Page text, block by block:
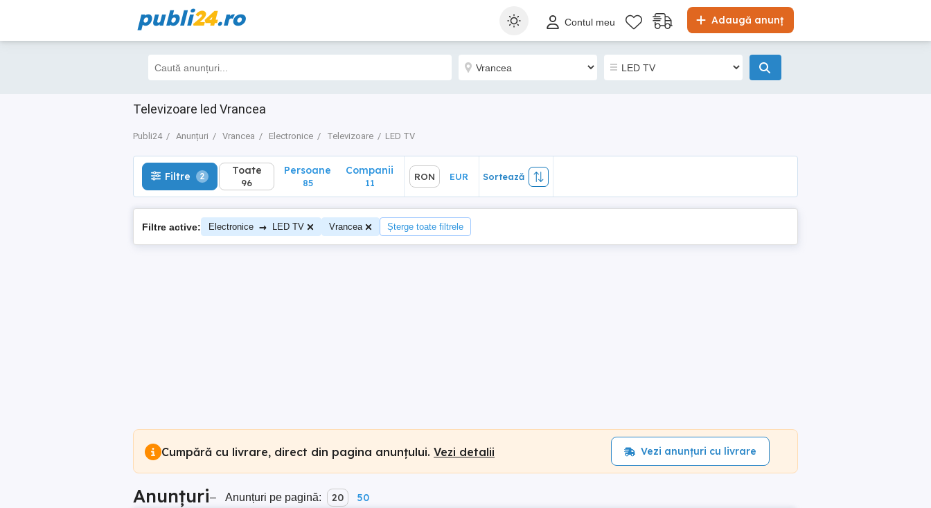
publi24.ro Adaugă anunț
Contul meu
Televizoare led Vrancea
Publi24 Anunțuri Vrancea Electronice Televizoare LED TV
Filtre 2 Toate
96
Sortează
Filtre 2 Toate
96
Persoane
85
Companii
11
RON EUR Sortează
Filtre active: Electronice → LED TV Vrancea Șterge toate filtrele
Cumpără cu livrare, direct din pagina anunțului. Vezi detalii Vezi anunțuri cu livrare
Anunțuri– Anunțuri pe pagină: 20 50